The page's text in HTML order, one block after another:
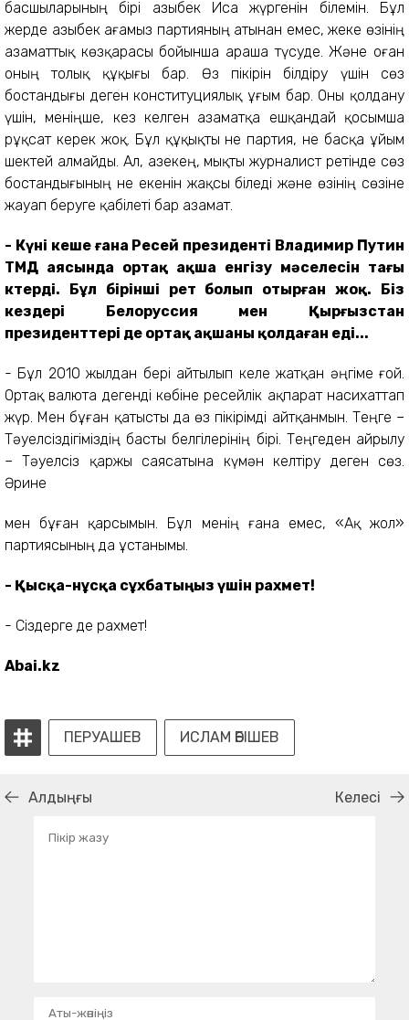
басшыларының бірі Қазыбек Иса жүргенін білемін. Бұл
жерде Қазыбек ағамыз партияның атынан емес, жеке өзінің
азаматтық көзқарасы бойынша араша түсуде. Және оған
оның толық құқығы бар. Өз пікірін білдіру үшін сөз
бостандығы деген конституциялық ұғым бар. Оны қолдану
үшін, меніңше, кез келген азаматқа ешқандай қосымша
рұқсат керек жоқ. Бұл құқықты не партия, не басқа ұйым
шектей алмайды. Ал, Қазекең, мықты журналист ретінде сөз
бостандығының не екенін жақсы біледі және өзінің сөзіне
жауап беруге қабілеті бар азамат.
- Күні кеше ғана Ресей президенті Владимир Путин
ТМД аясында ортақ ақша енгізу мәселесін тағы
көтерді. Бұл бірінші рет болып отырған жоқ. Біз
кездері Белоруссия мен Қырғызстан
президенттері де ортақ ақшаны қолдаған еді...
- Бұл 2010 жылдан бері айтылып келе жатқан әңгіме ғой.
Ортақ валюта дегенді көбіне ресейлік ақпарат насихаттап
жүр. Мен бұған қатысты да өз пікірімді айтқанмын. Теңге –
Тәуелсіздігіміздің басты белгілерінің бірі. Теңгеден айрылу
– Тәуелсіз қаржы саясатына күмән келтіру деген сөз.
Әрине
мен бұған қарсымын. Бұл менің ғана емес, «Ақ жол»
партиясының да ұстанымы.
- Қысқа-нұсқа сұхбатыңыз үшін рахмет!
- Сіздерге де рахмет!
Abai.kz
ПЕРУАШЕВ ИСЛАМ ӘБІШЕВ
Алдыңғы Келесі